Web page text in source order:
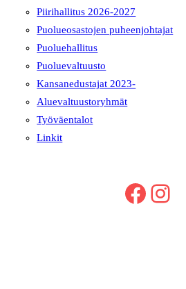
Piirihallitus 2026-2027
Puolueosastojen puheenjohtajat
Puoluehallitus
Puoluevaltuusto
Kansanedustajat 2023-
Aluevaltuustoryhmät
Työväentalot
Linkit
Facebook Instagram